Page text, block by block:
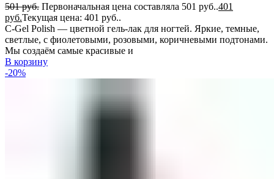
501руб. Первоначальная цена составляла 501 руб..401
руб.Текущая цена: 401 руб..
C-Gel Polish — цветной гель-лак для ногтей. Яркие, темные,
светлые, с фиолетовыми, розовыми, коричневыми подтонами.
Мы создаём самые красивые и
В корзину
-20%